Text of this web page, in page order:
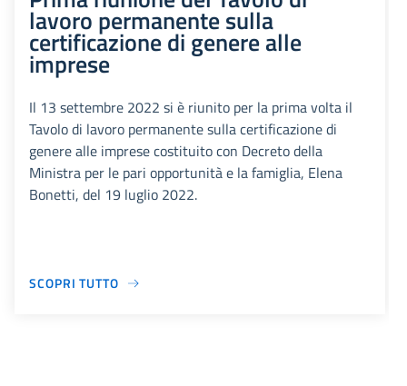
lavoro permanente sulla
certificazione di genere alle
imprese
Il 13 settembre 2022 si è riunito per la prima volta il
Tavolo di lavoro permanente sulla certificazione di
genere alle imprese costituito con Decreto della
Ministra per le pari opportunità e la famiglia, Elena
Bonetti, del 19 luglio 2022.
SCOPRI TUTTO